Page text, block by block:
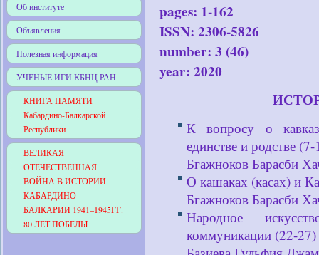
Об институте
Объявления
Полезная информация
УЧЕНЫЕ ИГИ КБНЦ РАН
КНИГА ПАМЯТИ
Кабардино-Балкарской
Республики
ВЕЛИКАЯ
ОТЕЧЕСТВЕННАЯ
ВОЙНА В ИСТОРИИ
КАБАРДИНО-
БАЛКАРИИ 1941–1945ГГ.
80 ЛЕТ ПОБЕДЫ
pages: 1-162
ISSN: 2306-5826
number: 3 (46)
year: 2020
К вопросу о
единстве и родстве
Бгажноков Барасби
О кашаках (касах) и
Бгажноков Барасби
Народное
коммуникации (22-27)